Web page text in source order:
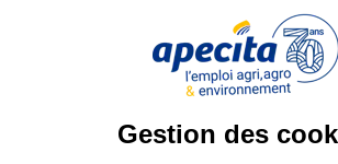
Liens utiles
Plan du site